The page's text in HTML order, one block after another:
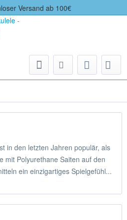
Versand ab 100€
in den letzten Jahren populär, als
mit Polyurethane Saiten auf den
ein einzigartiges Spielgefühl...